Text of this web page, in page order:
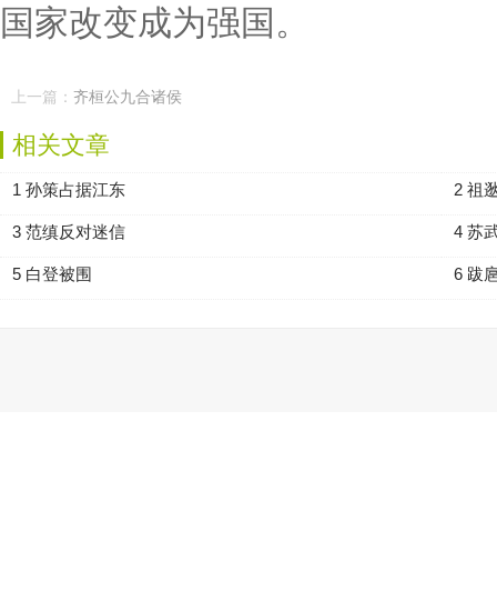
国家改变成为强国。
上一篇： 齐桓公九合诸侯
相关文章
1 孙策占据江东 2 祖
3 范缜反对迷信 4 苏
5 白登被围 6 跋